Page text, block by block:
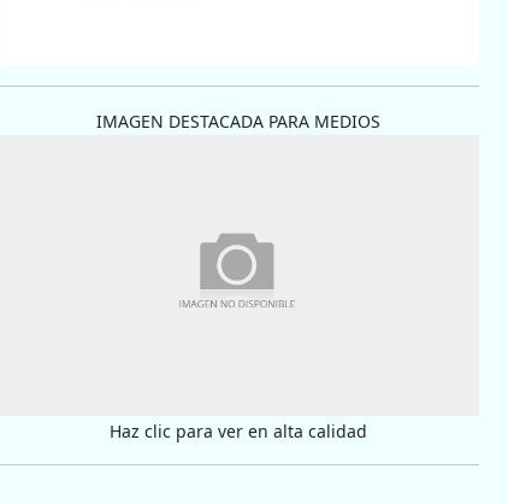
IMAGEN DESTACADA PARA MEDIOS
Haz clic para ver en alta calidad